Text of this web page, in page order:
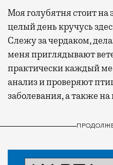
Моя голубятня стоит на
целый день кручусь
Слежу за чердаком,
меня приглядывают
практически каждый
анализ и проверяют
заболевания, а также на